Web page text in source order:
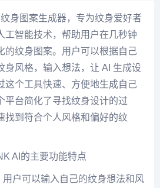
身图案生成器，专为纹身爱好者
工智能技术，帮助用户在几秒钟
的纹身图案。用户可以根据自己
身风格，输入想法，让 AI 生成设
这个工具快速、方便地生成自己
平台简化了寻找纹身设计的过
找到符合个人风格和偏好的纹
AI的主要功能特点
用户可以输入自己的纹身想法和风